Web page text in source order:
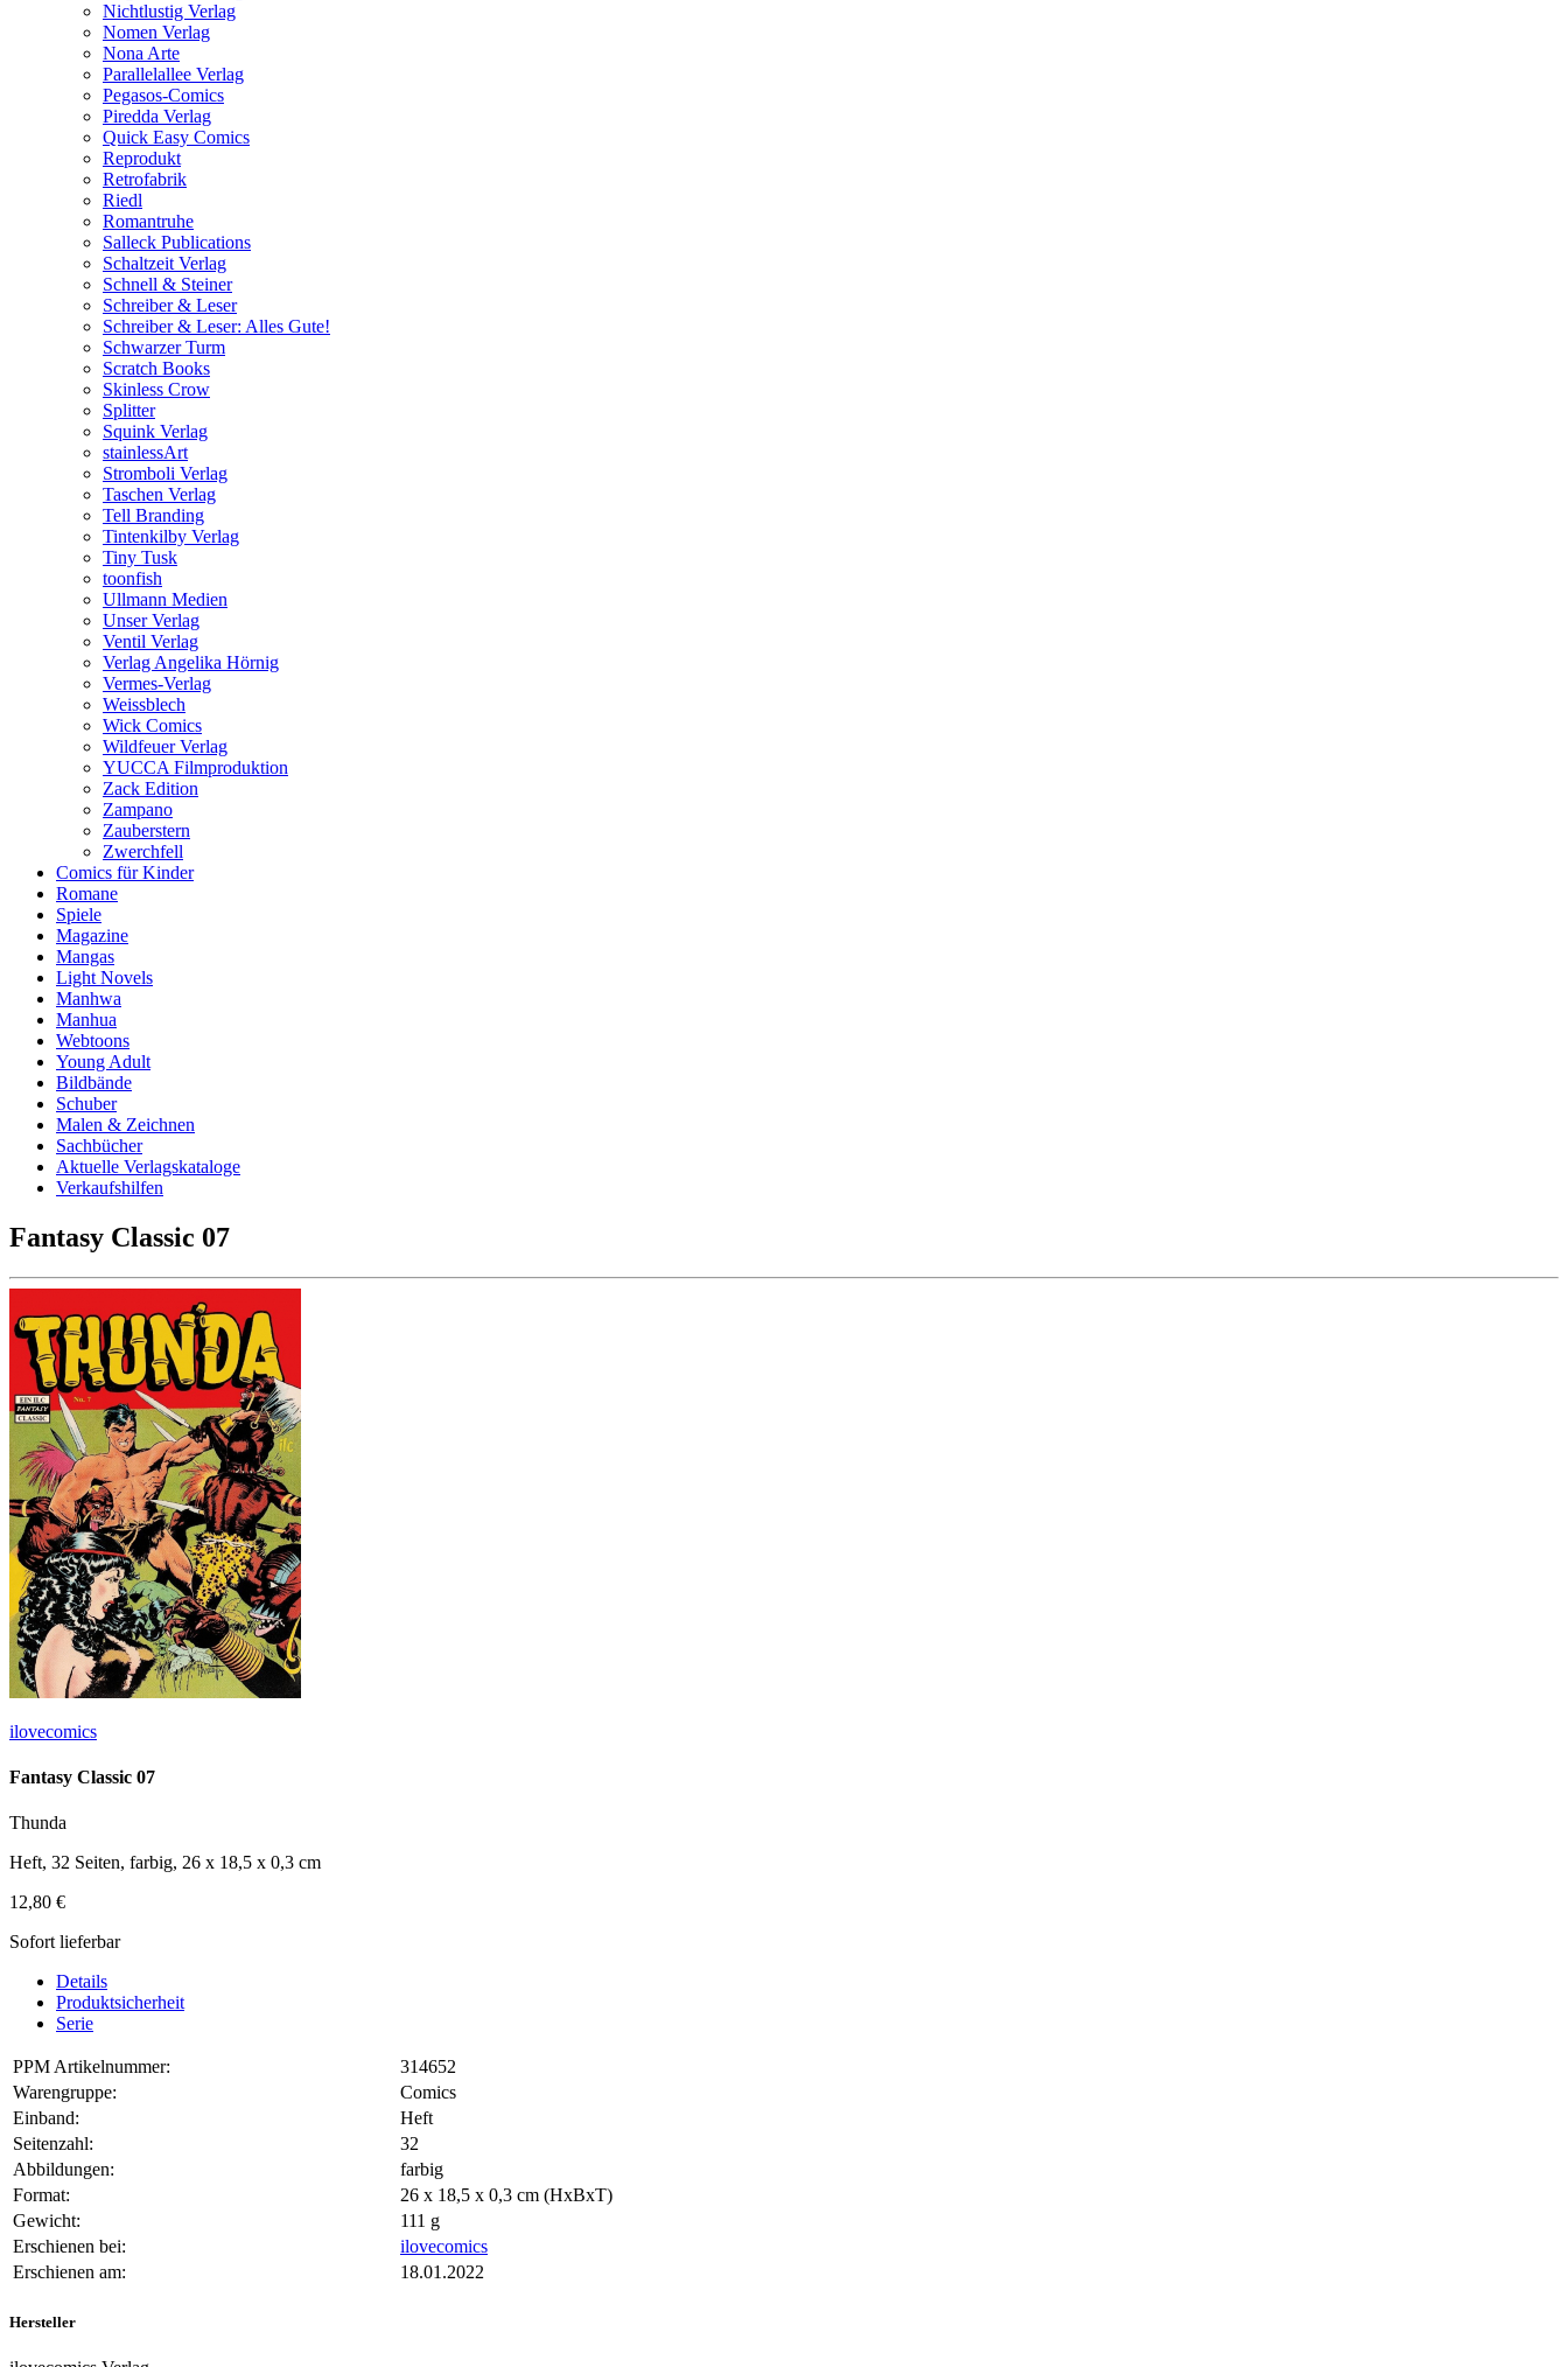
Nichtlustig Verlag
Nomen Verlag
Nona Arte
Parallelallee Verlag
Pegasos-Comics
Piredda Verlag
Quick Easy Comics
Reprodukt
Retrofabrik
Riedl
Romantruhe
Salleck Publications
Schaltzeit Verlag
Schnell & Steiner
Schreiber & Leser
Schreiber & Leser: Alles Gute!
Schwarzer Turm
Scratch Books
Skinless Crow
Splitter
Squink Verlag
stainlessArt
Stromboli Verlag
Taschen Verlag
Tell Branding
Tintenkilby Verlag
Tiny Tusk
toonfish
Ullmann Medien
Unser Verlag
Ventil Verlag
Verlag Angelika Hörnig
Vermes-Verlag
Weissblech
Wick Comics
Wildfeuer Verlag
YUCCA Filmproduktion
Zack Edition
Zampano
Zauberstern
Zwerchfell
Comics für Kinder
Romane
Spiele
Magazine
Mangas
Light Novels
Manhwa
Manhua
Webtoons
Young Adult
Bildbände
Schuber
Malen & Zeichnen
Sachbücher
Aktuelle Verlagskataloge
Verkaufshilfen
Fantasy Classic 07
ilovecomics
Fantasy Classic 07
Thunda
Heft, 32 Seiten, farbig, 26 x 18,5 x 0,3 cm
12,80 €
Sofort lieferbar
Details
Produktsicherheit
Serie
PPM Artikelnummer:
314652
Warengruppe:
Comics
Einband:
Heft
Seitenzahl:
32
Abbildungen:
farbig
Format:
26 x 18,5 x 0,3 cm (HxBxT)
Gewicht:
111 g
Erschienen bei:
ilovecomics
Erschienen am:
18.01.2022
Hersteller